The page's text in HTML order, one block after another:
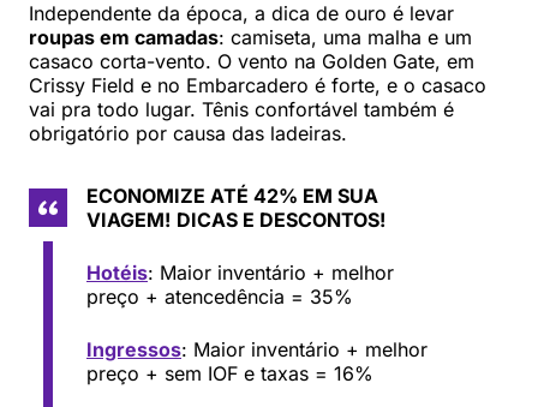
Independente da época, a dica de ouro é levar
roupas em camadas: camiseta, uma malha e um
casaco corta-vento. O vento na Golden Gate, em
Crissy Field e no Embarcadero é forte, e o casaco
vai pra todo lugar. Tênis confortável também é
obrigatório por causa das ladeiras.
ECONOMIZE ATÉ 42% EM SUA
VIAGEM! DICAS E DESCONTOS!
Hotéis: Maior inventário + melhor
preço + atencedência = 35%
Ingressos: Maior inventário + melhor
preço + sem IOF e taxas = 16%